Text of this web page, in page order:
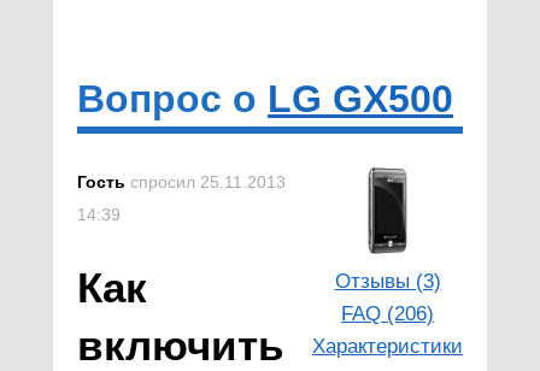
Вопрос о LG GX500
Отзывы (3)
FAQ (206)
Характеристики
Гость спросил 25.11.2013
14:39
Как
включить